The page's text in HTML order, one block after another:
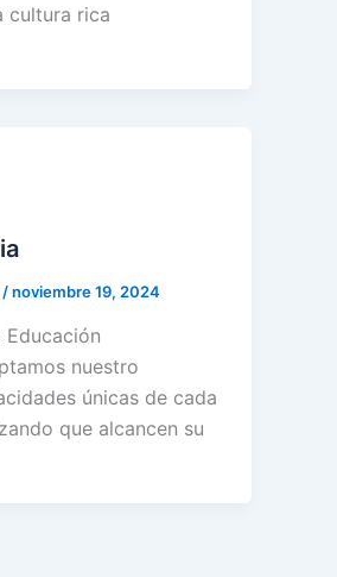
cultura rica
/noviembre 19, 2024
nuestro
únicas de cada
que alcancen su